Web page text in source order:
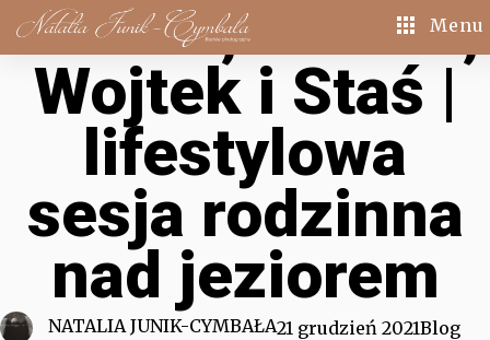
Menu
Natalia, Marcin,
Wojtek i Staś |
lifestylowa
sesja rodzinna
nad jeziorem
NATALIA JUNIK-CYMBAŁA21 grudzień 2021Blog